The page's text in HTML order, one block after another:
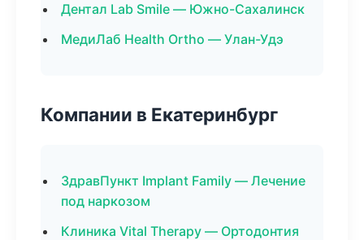
Дентал Lab Smile — Южно-Сахалинск
МедиЛаб Health Ortho — Улан-Удэ
Компании в Екатеринбург
ЗдравПункт Implant Family — Лечение
под наркозом
Клиника Vital Therapy — Ортодонтия